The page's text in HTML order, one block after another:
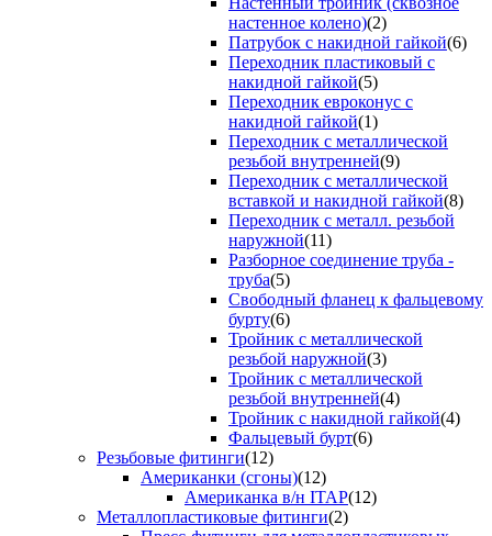
настенное колено)(2)
Патрубок с накидной гайкой(6)
Переходник пластиковый с
накидной гайкой(5)
Переходник евроконус с
накидной гайкой(1)
Переходник с металлической
резьбой внутренней(9)
Переходник с металлической
вставкой и накидной гайкой(8)
Переходник с металл. резьбой
наружной(11)
Разборное соединение труба -
труба(5)
Свободный фланец к фальцевому
бурту(6)
Тройник с металлической
резьбой наружной(3)
Тройник с металлической
резьбой внутренней(4)
Тройник с накидной гайкой(4)
Фальцевый бурт(6)
Резьбовые фитинги(12)
Американки (сгоны)(12)
Американка в/н ITAP(12)
Металлопластиковые фитинги(2)